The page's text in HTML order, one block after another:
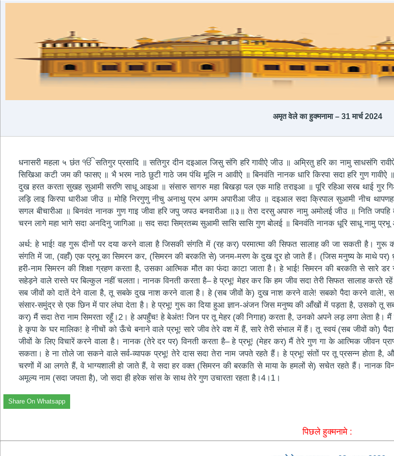
अमृत ​​वेले का हुक्मनामा – 31 मार्च 2024
धनासरी महला ५ छंत ੴ सतिगुर प्रसादि ॥ सतिगुर दीन दइआल जिसु संगि हरि गावीऐ जीउ ॥ अम्रितु हरि का नामु साधसंगि
सिखिआ कटी जम की फासए ॥ भै भरम नाठे छुटी गाठे जम पंथि मूलि न आवीऐ ॥ बिनवंति नानक धारि किरपा सदा हरि गुण
दुख हरत करता सुखह सुआमी सरणि साधू आइआ ॥ संसारु सागरु महा बिखड़ा पल एक माहि तराइआ ॥ पूरि रहिआ सरब थाई गुर
लड़ि लाइ किरपा धारीआ जीउ ॥ मोहि निरगुणु नीचु अनाथु प्रभ अगम अपारीआ जीउ ॥ दइआल सदा क्रिपाल सुआमी नीच
सगल बीचारीआ ॥ बिनवंत नानक गुण गाइ जीवा हरि जपु जपउ बनवारीआ ॥३॥ तेरा दरसु अपारु नामु अमोलई जीउ ॥ निति
चरन लागे महा भागे सदा अनदिनु जागिआ ॥ सद सदा सिम्रतब्य सुआमी सासि सासि गुण बोलई ॥ बिनवंति नानक धूरि साधू नामु
अर्थ: हे भाई! वह गुरू दीनों पर दया करने वाला है जिसकी संगति में (रह कर) परमात्मा की सिफत सालाह की जा सकती है।
संगति में जा, (वहाँ) एक प्रभू का सिमरन कर, (सिमरन की बरकति से) जनम-मरण के दुख दूर हो जाते हैं। (जिस मनुष्य के माथे पर)
हरी-नाम सिमरन की शिक्षा ग्रहण करता है, उसका आत्मिक मौत का फंदा काटा जाता है। हे भाई! सिमरन की बरकति से सारे
सहेड़ने वाले रास्ते पर बिल्कुल नहीं चलता। नानक विनती करता है– हे प्रभू! मेहर कर कि हम जीव सदा तेरी सिफत सालाह करते
सब जीवों को दातें देने वाला है, तू सबके दुख नाश करने वाला है। हे (सब जीवों के) दुख नाश करने वाले! सबको पैदा करने
संसार-समुंद्र से एक छिन में पार लंघा देता है। हे प्रभू! गुरू का दिया हुआ ज्ञान-अंजन जिस मनुष्य की आँखों में पड़ता है, उसको तू
कर) मैं सदा तेरा नाम सिमरता रहूँ।2। हे अपहुँच! हे बेअंत! जिन पर तू मेहर (की निगाह) करता है, उनको अपने लड़ लगा लेता है।
हे कृपा के घर मालिक! हे नीचों को ऊँचे बनाने वाले प्रभू! सारे जीव तेरे वश में हैं, सारे तेरी संभाल में हैं। तू स्वयं (सब जीवों को)
जीवों के लिए विचारें करने वाला है। नानक (तेरे दर पर) विनती करता है– हे प्रभू! (मेहर कर) मैं तेरे गुण गा के आत्मिक जीवन
सकता। हे ना तोले जा सकने वाले सर्व-व्यापक प्रभू! तेरे दास सदा तेरा नाम जपते रहते हैं। हे प्रभू! संतों पर तू प्रसन्न
चरणों में आ लगते हैं, वे भाग्यशाली हो जाते हैं, वे सदा हर वक्त (सिमरन की बरकति से माया के हमलों से) सचेत रहते हैं। नानक
अमूल्य नाम (सदा जपता है), जो सदा ही हरेक सांस के साथ तेरे गुण उचारता रहता है।4।1।
Share On Whatsapp
पिछले हुक्मनामे :